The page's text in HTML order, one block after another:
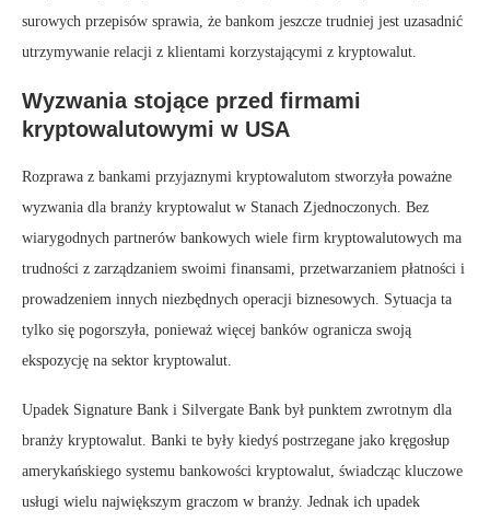
surowych przepisów sprawia, że bankom jeszcze trudniej jest uzasadnić
utrzymywanie relacji z klientami korzystającymi z kryptowalut.
Wyzwania stojące przed firmami
kryptowalutowymi w USA
Rozprawa z bankami przyjaznymi kryptowalutom stworzyła poważne
wyzwania dla branży kryptowalut w Stanach Zjednoczonych. Bez
wiarygodnych partnerów bankowych wiele firm kryptowalutowych ma
trudności z zarządzaniem swoimi finansami, przetwarzaniem płatności i
prowadzeniem innych niezbędnych operacji biznesowych. Sytuacja ta
tylko się pogorszyła, ponieważ więcej banków ogranicza swoją
ekspozycję na sektor kryptowalut.
Upadek Signature Bank i Silvergate Bank był punktem zwrotnym dla
branży kryptowalut. Banki te były kiedyś postrzegane jako kręgosłup
amerykańskiego systemu bankowości kryptowalut, świadcząc kluczowe
usługi wielu największym graczom w branży. Jednak ich upadek